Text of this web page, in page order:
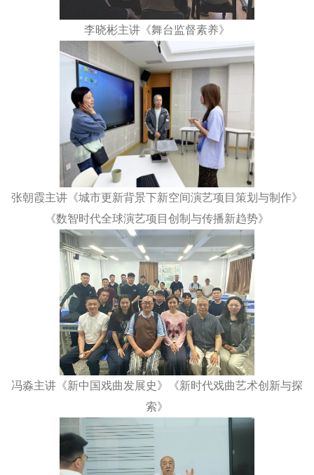
李晓彬主讲《舞台监督素养》
张朝霞主讲《城市更新背景下新空间演艺项目策划与制作》
《数智时代全球演艺项目创制与传播新趋势》
冯淼主讲《新中国戏曲发展史》《新时代戏曲艺术创新与探
索》